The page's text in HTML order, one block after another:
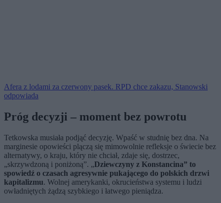
Afera z lodami za czerwony pasek. RPD chce zakazu, Stanowski
odpowiada
Próg decyzji – moment bez powrotu
Tetkowska musiała podjąć decyzję. Wpaść w studnię bez dna. Na
marginesie opowieści plączą się mimowolnie refleksje o świecie bez
alternatywy, o kraju, który nie chciał, zdaje się, dostrzec,
„skrzywdzoną i poniżoną”. „Dziewczyny z Konstancina” to
spowiedź o czasach agresywnie pukającego do polskich drzwi
kapitalizmu. Wolnej amerykanki, okrucieństwa systemu i ludzi
owładniętych żądzą szybkiego i łatwego pieniądza.